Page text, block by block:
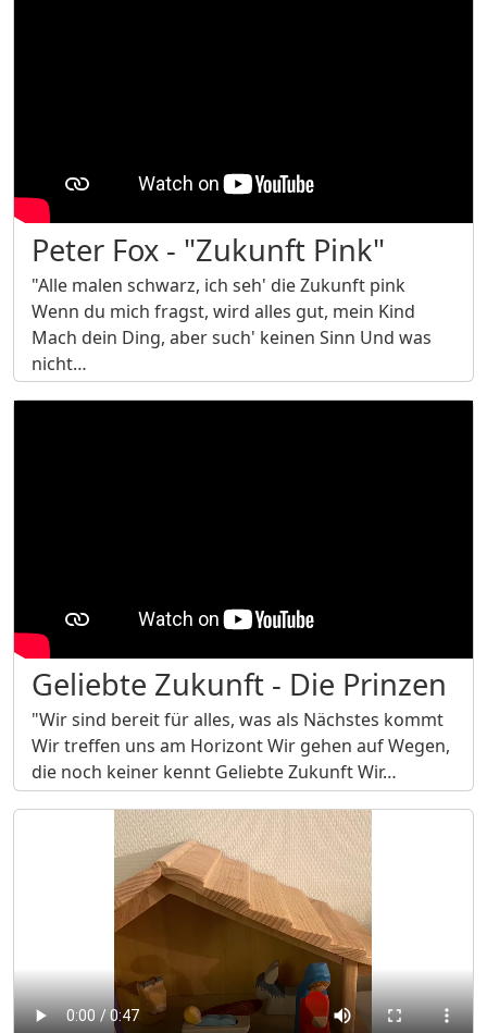
Peter Fox - "Zukunft Pink"
"Alle malen schwarz, ich seh' die Zukunft pink
Wenn du mich fragst, wird alles gut, mein Kind
Mach dein Ding, aber such' keinen Sinn Und was
nicht…
Geliebte Zukunft - Die Prinzen
"Wir sind bereit für alles, was als Nächstes kommt
Wir treffen uns am Horizont Wir gehen auf Wegen,
die noch keiner kennt Geliebte Zukunft Wir…